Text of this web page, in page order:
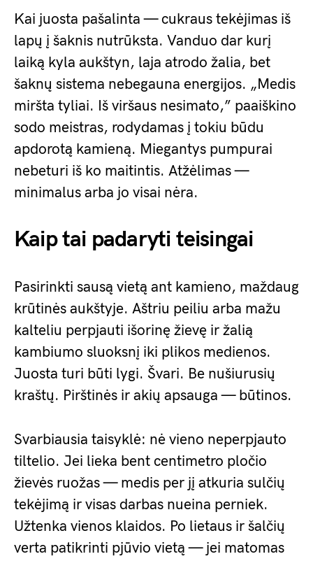
Kai juosta pašalinta — cukraus tekėjimas iš
lapų į šaknis nutrūksta. Vanduo dar kurį
laiką kyla aukštyn, laja atrodo žalia, bet
šaknų sistema nebegauna energijos. „Medis
miršta tyliai. Iš viršaus nesimato,” paaiškino
sodo meistras, rodydamas į tokiu būdu
apdorotą kamieną. Miegantys pumpurai
nebeturi iš ko maitintis. Atžėlimas —
minimalus arba jo visai nėra.
Kaip tai padaryti teisingai
Pasirinkti sausą vietą ant kamieno, maždaug
krūtinės aukštyje. Aštriu peiliu arba mažu
kalteliu perpjauti išorinę žievę ir žalią
kambiumo sluoksnį iki plikos medienos.
Juosta turi būti lygi. Švari. Be nušiurusių
kraštų. Pirštinės ir akių apsauga — būtinos.
Svarbiausia taisyklė: nė vieno neperpjauto
tiltelio. Jei lieka bent centimetro pločio
žievės ruožas — medis per jį atkuria sulčių
tekėjimą ir visas darbas nueina perniek.
Užtenka vienos klaidos. Po lietaus ir šalčių
verta patikrinti pjūvio vietą — jei matomas